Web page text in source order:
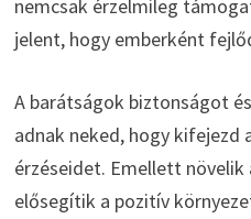
nemcsak érzelmileg
jelent, hogy emberként
A barátságok biztonságot
adnak neked, hogy kifejezd
érzéseidet. Emellett növelik
elősegítik a pozitív